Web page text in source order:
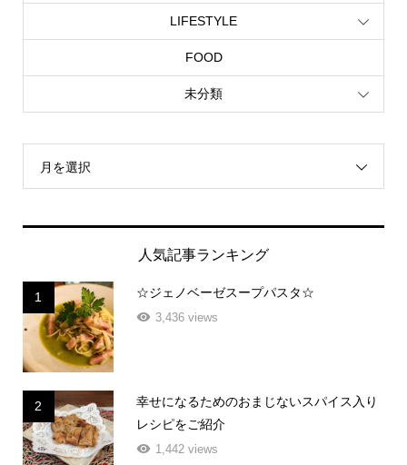
LIFESTYLE
FOOD
未分類
月を選択
人気記事ランキング
1 ☆ジェノベーゼスープパスタ☆
3,436 views
2
幸せになるためのおまじないスパイス入り
レシピをご紹介
1,442 views